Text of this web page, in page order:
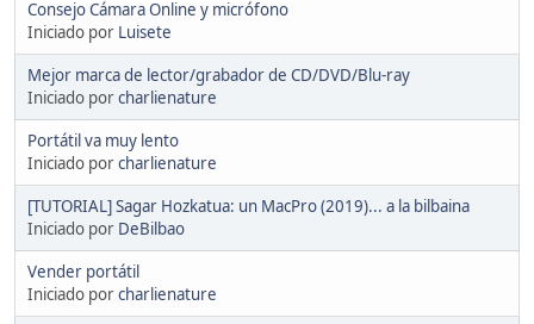
Consejo Cámara Online y micrófono
Iniciado por Luisete
Mejor marca de lector/grabador de CD/DVD/Blu-ray
Iniciado porcharlienature
Portátil va muy lento
Iniciado porcharlienature
[TUTORIAL] Sagar Hozkatua: un MacPro (2019)... a la bilbaina
Iniciado por DeBilbao
Vender portátil
Iniciado porcharlienature